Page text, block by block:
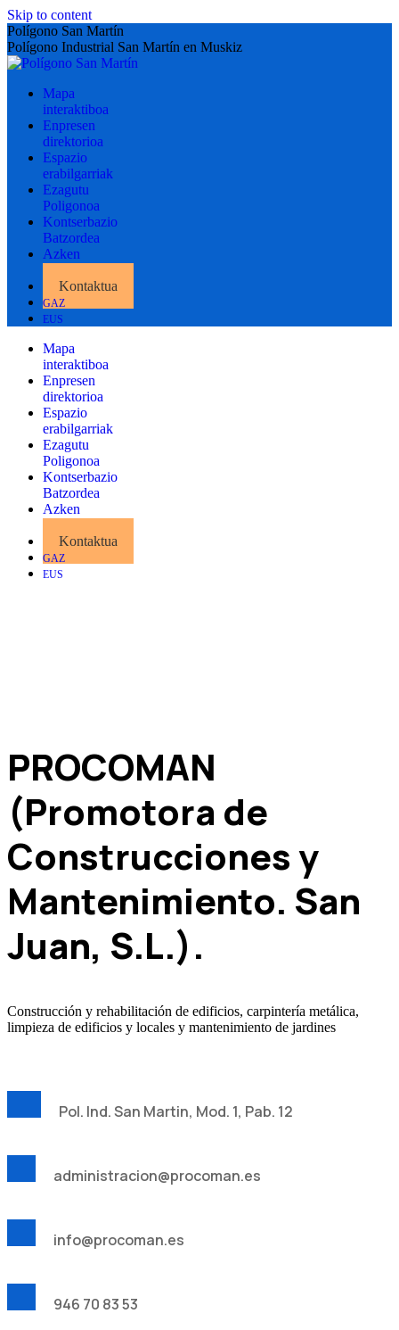
Skip to content
Polígono San Martín
Polígono Industrial San Martín en Muskiz
Mapa
interaktiboa
Enpresen
direktorioa
Espazio
erabilgarriak
Ezagutu
Poligonoa
Kontserbazio
Batzordea
Azken
Kontaktua
GAZ
EUS
Mapa
interaktiboa
Enpresen
direktorioa
Espazio
erabilgarriak
Ezagutu
Poligonoa
Kontserbazio
Batzordea
Azken
Kontaktua
GAZ
EUS
PROCOMAN
(Promotora de
Construcciones y
Mantenimiento. San
Juan, S.L.).
Construcción y rehabilitación de edificios, carpintería metálica,
limpieza de edificios y locales y mantenimiento de jardines
Pol. Ind. San Martin, Mod. 1, Pab. 12
administracion@procoman.es
info@procoman.es
946 70 83 53